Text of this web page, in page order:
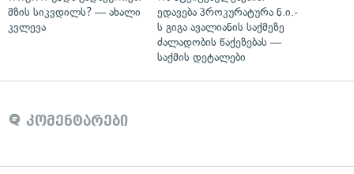
მზის სიკვდილს? — ახალი
კვლევა
ედავება პროკურატურა ნ.ი.-
ს გიგა ავალიანის საქმეზე
ძალადობის წაქეზებას —
საქმის დეტალები
კომენტარები